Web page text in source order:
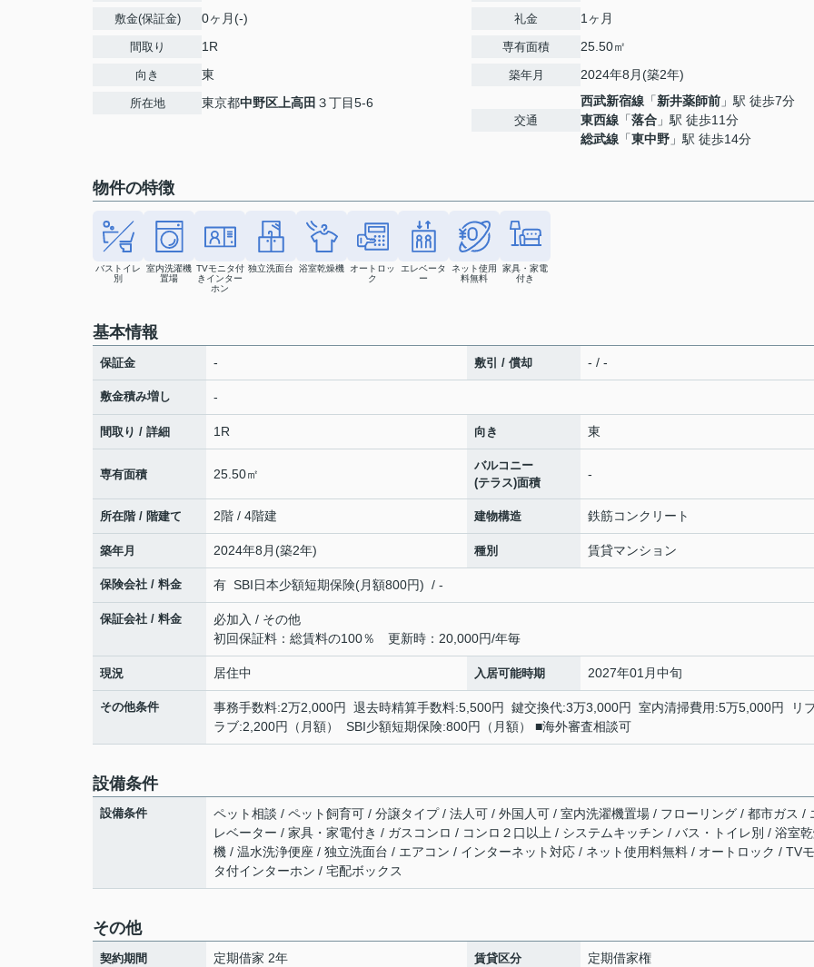
敷金(保証金) 0ヶ月(-)
間取り 1R
向き 東
所在地 東京都中野区 上高田 ３丁目5-6
礼金 1ヶ月
専有面積 25.50㎡
築年月 2024年8月(築2年)
交通
西武新宿線 「新井薬師前 」駅 徒歩7分
東西線 「落合 」駅 徒歩11分
総武線 「東中野 」駅 徒歩14分
物件の特徴
バストイレ
別
室内洗濯機
置場
TVモニタ付
きインター
ホン
独立洗面台 浴室乾燥機
オートロッ
ク
エレベータ
ー
ネット使用
料無料
家具・家電
付き
基本情報
保証金 - 敷引 / 償却 - / -
敷金積み増し -
間取り / 詳細 1R 向き 東
専有面積 25.50㎡
バルコニー
(テラス)面積
-
所在階 / 階建て 2階 / 4階建 建物構造 鉄筋コンクリート
築年月 2024年8月(築2年) 種別 賃貸マンション
保険会社 / 料金 有 SBI日本少額短期保険(月額800円) / -
保証会社 / 料金
必加入 / その他
初回保証料：総賃料の100％ 更新時：20,000円/年毎
現況 居住中 入居可能時期 2027年01月中旬
その他条件
事務手数料:2万2,000円 退去時精算手数料:5,500円 鍵交換代:3万3,000円 室内清掃費用:5万5,000円 リ
ラブ:2,200円（月額） SBI少額短期保険:800円（月額） ■海外審査相談可
設備条件
設備条件
ペット相談 / ペット飼育可 / 分譲タイプ / 法人可 / 外国人可 / 室内洗濯機置場 / フローリング / 都市ガス /
レベーター / 家具・家電付き / ガスコンロ / コンロ２口以上 / システムキッチン / バス・トイレ別 / 浴室
機 / 温水洗浄便座 / 独立洗面台 / エアコン / インターネット対応 / ネット使用料無料 / オートロック / TV
タ付インターホン / 宅配ボックス
その他
契約期間 定期借家 2年 賃貸区分 定期借家権